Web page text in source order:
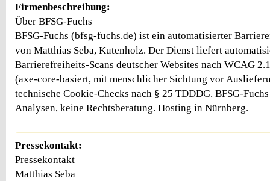
Firmenbeschreibung:
Über BFSG-Fuchs
BFSG-Fuchs (bfsg-fuchs.de) ist ein automatisierter
von Matthias Seba, Kutenholz. Der Dienst liefert
Barrierefreiheits-Scans deutscher Websites nach WCAG
(axe-core-basiert, mit menschlicher Sichtung vor
technische Cookie-Checks nach § 25 TDDDG. BFSG-
Analysen, keine Rechtsberatung. Hosting in Nürnberg.
Pressekontakt:
Pressekontakt
Matthias Seba